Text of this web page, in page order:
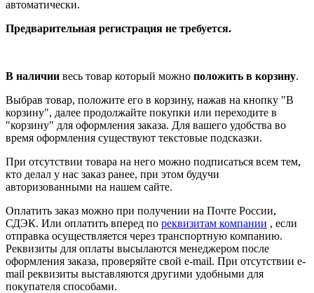
автоматически.
Предварительная регистрация не требуется.
В наличии весь товар который можно положить в корзину.
Выбрав товар, положите его в корзину, нажав на кнопку "В
корзину", далее продолжайте покупки или переходите в
"корзину" для оформления заказа. Для вашего удобства во
время оформления существуют текстовые подсказки.
При отсутствии товара на него можно подписаться всем тем,
кто делал у нас заказ ранее, при этом будучи
авторизованными на нашем сайте.
Оплатить заказ можно при получении на Почте России,
СДЭК. Или оплатить вперед по реквизитам компании , если
отправка осуществляется через транспортную компанию.
Реквизиты для оплаты высылаются менеджером после
оформления заказа, проверяйте свой e-mail. При отсутствии e-
mail реквизиты выставляются другими удобными для
покупателя способами.